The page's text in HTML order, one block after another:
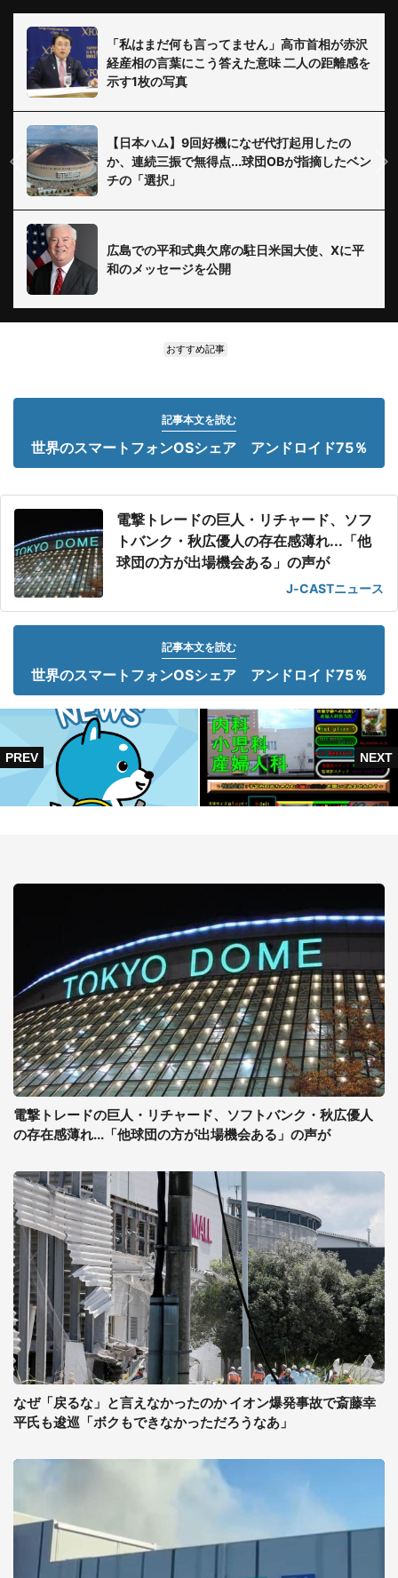
「私はまだ何も言ってません」高市首相が赤沢
経産相の言葉にこう答えた意味 二人の距離感を
示す1枚の写真
【日本ハム】9回好機になぜ代打起用したの
か、連続三振で無得点...球団OBが指摘したベン
チの「選択」
広島での平和式典欠席の駐日米国大使、Xに平
和のメッセージを公開
おすすめ記事
記事本文を読む
世界のスマートフォンOSシェア アンドロイド75％
電撃トレードの巨人・リチャード、ソフ
トバンク・秋広優人の存在感薄れ...「他
球団の方が出場機会ある」の声が
J-CASTニュース
記事本文を読む
世界のスマートフォンOSシェア アンドロイド75％
電撃トレードの巨人・リチャード、ソフトバンク・秋広優人
の存在感薄れ...「他球団の方が出場機会ある」の声が
なぜ「戻るな」と言えなかったのか イオン爆発事故で斎藤幸
平氏も逡巡「ボクもできなかっただろうなあ」